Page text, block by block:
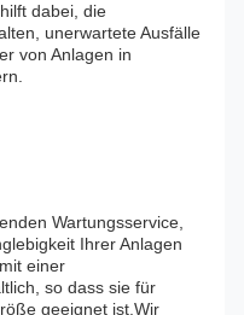
dabei, die
unerwartete Ausfälle
von Anlagen in
Wartungsservice,
Ihrer Anlagen
einer
so dass sie für
geeignet ist.Wir